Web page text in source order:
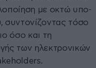
με οκτώ υπο-
συντονίζοντας τόσο
όσο και τη
των ηλεκτρονικών